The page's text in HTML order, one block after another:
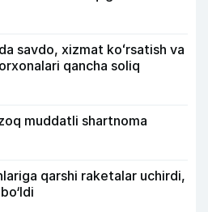
savdo, xizmat koʻrsatish va
qancha soliq
muddatli shartnoma
qarshi raketalar uchirdi,